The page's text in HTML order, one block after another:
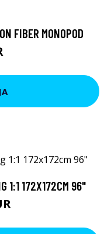
FIBER MONOPOD
1:1 172X172CM 96"